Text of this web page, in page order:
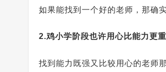
如果能找到一个好的老师，那确
2.鸡小学阶段也许用心比能力更
找到能力既强又比较用心的老师